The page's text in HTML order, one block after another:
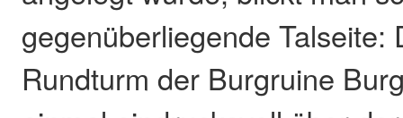
gegenüberliegende Talseite:
Rundturm der Burgruine